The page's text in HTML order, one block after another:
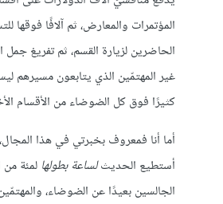
المؤتمرات والمعارض، ثم آلافًا فوقها
الحاضرين لزيارة القسم، ثم تفريغ جمل
غير المهتمّين الذي يتابعون مسيرهم
كثيرًا فوق كل الضوضاء من الأقسام
أما أنا فمعروف بخبرتي في هذا
أستطيع الحديثلساعة بطولها لمئة
الجالسين بعيدًا عن الضوضاء،